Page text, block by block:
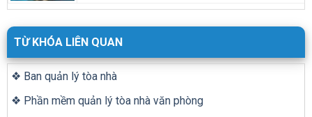
TỪ KHÓA LIÊN QUAN
❖ Ban quản lý tòa nhà
❖ Phần mềm quản lý tòa nhà văn phòng